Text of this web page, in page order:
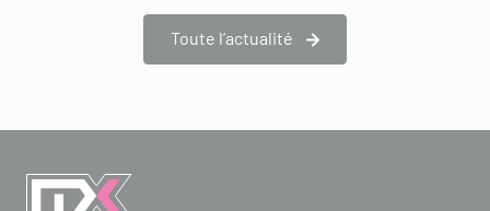
Toute l’actualité